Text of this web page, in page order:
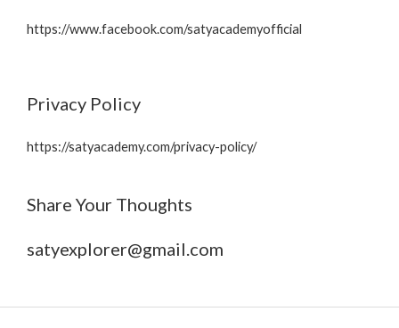
https://www.facebook.com/satyacademyofficial
Privacy Policy
https://satyacademy.com/privacy-policy/
Share Your Thoughts
satyexplorer@gmail.com